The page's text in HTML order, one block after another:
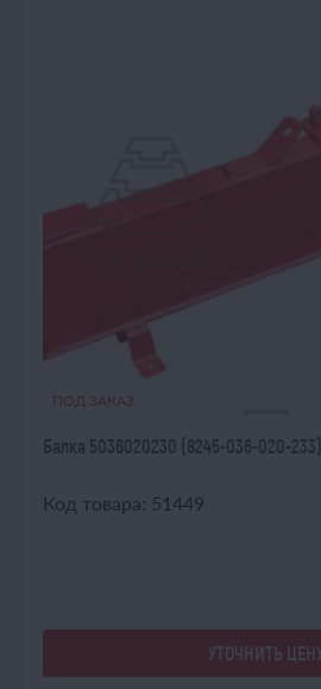
ПОД ЗАКАЗ
Балка 5036020230 (8245-036-020-
Код товара: 51449
УТОЧНИТЬ